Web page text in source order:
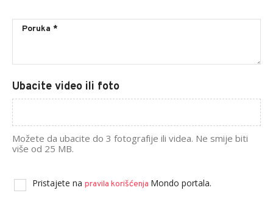
Ubacite video ili foto
Možete da ubacite do 3 fotografije ili videa. Ne smije biti
više od 25 MB.
Pristajete na pravila korišćenja Mondo portala.